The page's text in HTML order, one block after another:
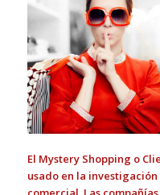
El Mystery Shopping o
usado en la